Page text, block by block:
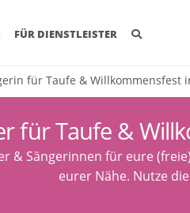
FÜR DIENSTLEISTER
für Taufe & Willkommensfest
für Taufe &
& Sängerinnen für eure
eurer Nähe. Nutze